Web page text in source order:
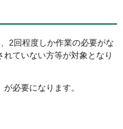
2回程度しか作業の必要がな
れていない方等が対象となり
が必要になります。